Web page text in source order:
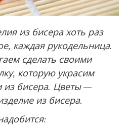
из бисера хоть раз
каждая рукодельница.
сделать своими
которую украсим
из бисера. Цветы —
из бисера.